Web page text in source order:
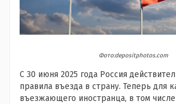
Фото:depositphotos.com
С 30 июня 2025 года Россия
правила въезда в страну. Теперь для
въезжающего иностранца, в том числе